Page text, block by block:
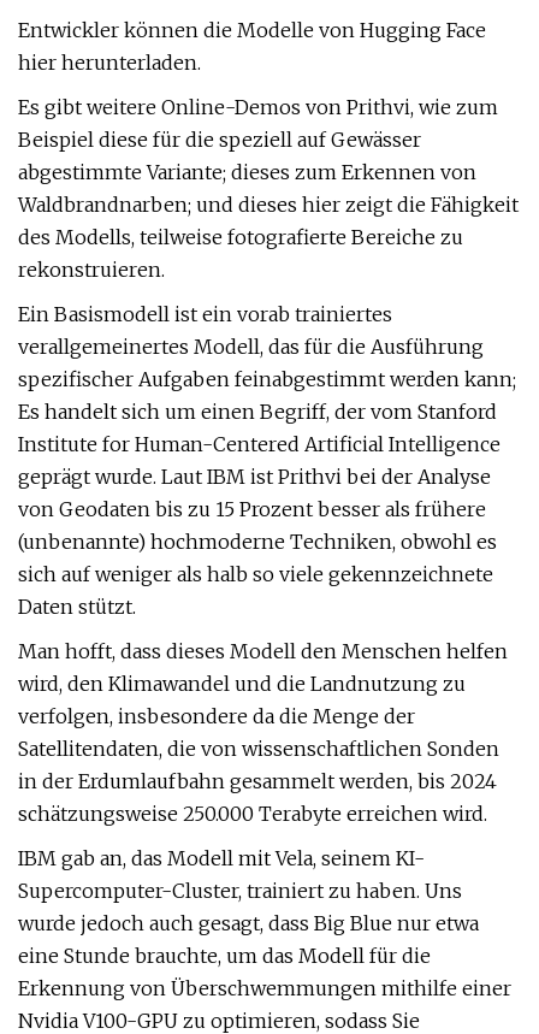
Entwickler können die Modelle von Hugging Face
hier herunterladen.
Es gibt weitere Online-Demos von Prithvi, wie zum
Beispiel diese für die speziell auf Gewässer
abgestimmte Variante; dieses zum Erkennen von
Waldbrandnarben; und dieses hier zeigt die Fähigkeit
des Modells, teilweise fotografierte Bereiche zu
rekonstruieren.
Ein Basismodell ist ein vorab trainiertes
verallgemeinertes Modell, das für die Ausführung
spezifischer Aufgaben feinabgestimmt werden kann;
Es handelt sich um einen Begriff, der vom Stanford
Institute for Human-Centered Artificial Intelligence
geprägt wurde. Laut IBM ist Prithvi bei der Analyse
von Geodaten bis zu 15 Prozent besser als frühere
(unbenannte) hochmoderne Techniken, obwohl es
sich auf weniger als halb so viele gekennzeichnete
Daten stützt.
Man hofft, dass dieses Modell den Menschen helfen
wird, den Klimawandel und die Landnutzung zu
verfolgen, insbesondere da die Menge der
Satellitendaten, die von wissenschaftlichen Sonden
in der Erdumlaufbahn gesammelt werden, bis 2024
schätzungsweise 250.000 Terabyte erreichen wird.
IBM gab an, das Modell mit Vela, seinem KI-
Supercomputer-Cluster, trainiert zu haben. Uns
wurde jedoch auch gesagt, dass Big Blue nur etwa
eine Stunde brauchte, um das Modell für die
Erkennung von Überschwemmungen mithilfe einer
Nvidia V100-GPU zu optimieren, sodass Sie